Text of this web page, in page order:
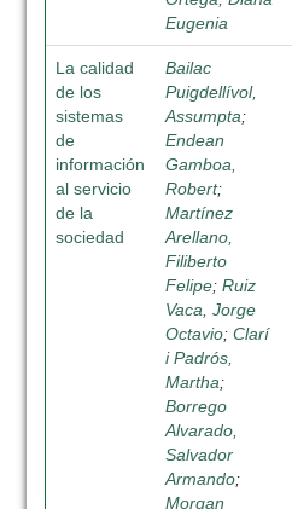
Eugenia
La calidad
de los
sistemas
de
información
al servicio
de la
sociedad
Bailac
Puigdellívol,
Assumpta;
Endean
Gamboa,
Robert;
Martínez
Arellano,
Filiberto
Felipe;Ruiz
Vaca, Jorge
Octavio;Clarí
i Padrós,
Martha;
Borrego
Alvarado,
Salvador
Armando;
Morgan